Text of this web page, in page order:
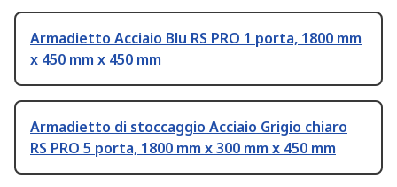
Armadietto Acciaio Blu RS PRO 1 porta, 1800 mm
x 450 mm x 450 mm
Armadietto di stoccaggio Acciaio Grigio chiaro
RS PRO 5 porta, 1800 mm x 300 mm x 450 mm